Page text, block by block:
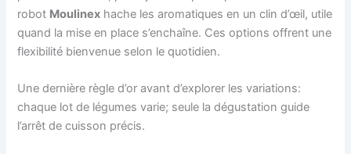
robot Moulinex hache les aromatiques en un clin d’œil, utile
quand la mise en place s’enchaîne. Ces options offrent une
flexibilité bienvenue selon le quotidien.
Une dernière règle d’or avant d’explorer les variations:
chaque lot de légumes varie; seule la dégustation guide
l’arrêt de cuisson précis.